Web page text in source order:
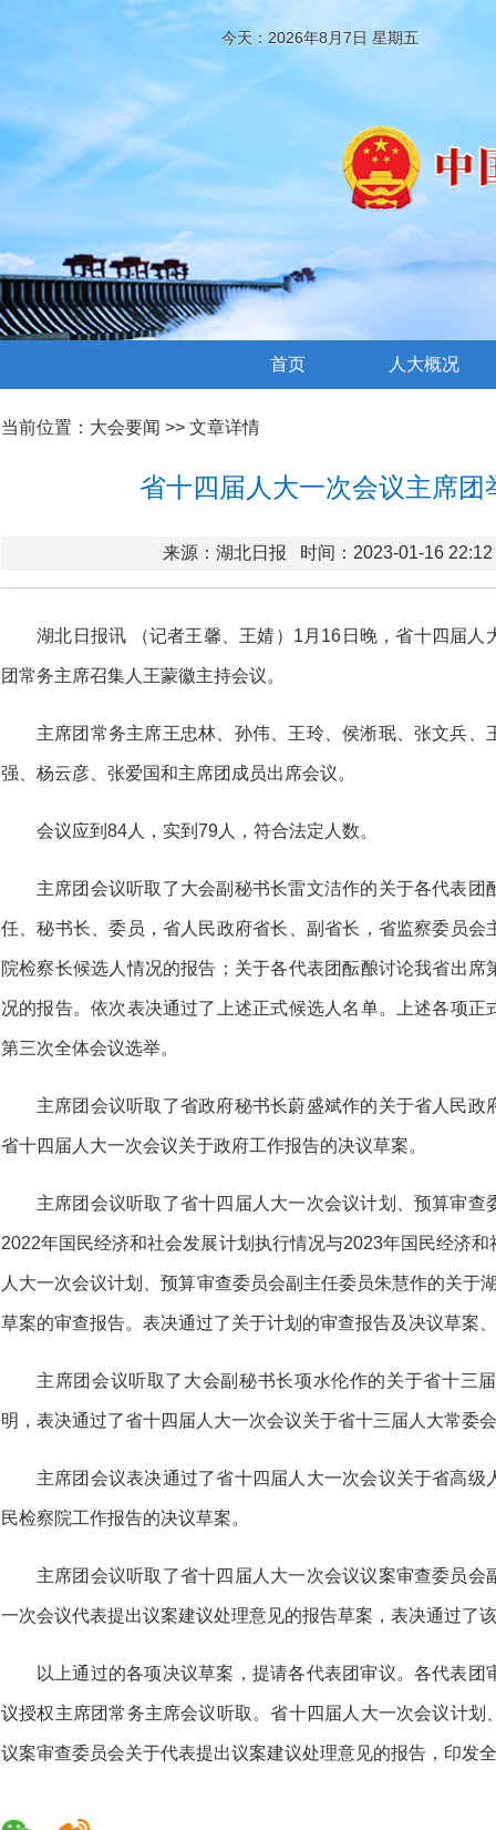
今天：2026年8月7日 星期五
首页 人大概况
当前位置： 大会要闻 >> 文章详情
省十四届人大一次会议主席团
来源：湖北日报 时间：2023-01-16 22:12
湖北日报讯 （记者王馨、王婧）1月16日晚，省十四届
团常务主席召集人王蒙徽主持会议。
主席团常务主席王忠林、孙伟、王玲、侯淅珉、张文兵
强、杨云彦、张爱国和主席团成员出席会议。
会议应到84人，实到79人，符合法定人数。
主席团会议听取了大会副秘书长雷文洁作的关于各代表
任、秘书长、委员，省人民政府省长、副省长，省监察委员
院检察长候选人情况的报告；关于各代表团酝酿讨论我省出
况的报告。依次表决通过了上述正式候选人名单。上述各项
第三次全体会议选举。
主席团会议听取了省政府秘书长蔚盛斌作的关于省人民
省十四届人大一次会议关于政府工作报告的决议草案。
主席团会议听取了省十四届人大一次会议计划、预算审
2022年国民经济和社会发展计划执行情况与2023年国民经济
人大一次会议计划、预算审查委员会副主任委员朱慧作的关于
草案的审查报告。表决通过了关于计划的审查报告及决议草案
主席团会议听取了大会副秘书长项水伦作的关于省十三
明，表决通过了省十四届人大一次会议关于省十三届人大常委
主席团会议表决通过了省十四届人大一次会议关于省高
民检察院工作报告的决议草案。
主席团会议听取了省十四届人大一次会议议案审查委员
一次会议代表提出议案建议处理意见的报告草案，表决通过了
以上通过的各项决议草案，提请各代表团审议。各代表
议授权主席团常务主席会议听取。省十四届人大一次会议计
议案审查委员会关于代表提出议案建议处理意见的报告，印发